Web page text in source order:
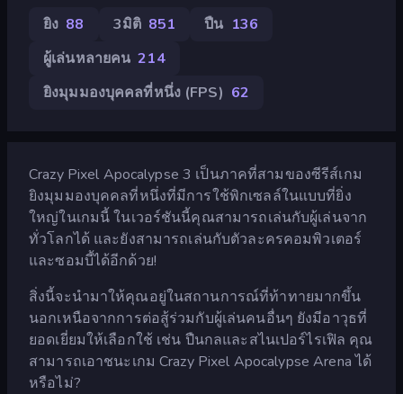
ยิง 88 3มิติ 851 ปืน 136
ผู้เล่นหลายคน 214
ยิงมุมมองบุคคลที่หนึ่ง (FPS) 62
Crazy Pixel Apocalypse 3 เป็นภาคที่สามของซีรีส์เกม
ยิงมุมมองบุคคลที่หนึ่งที่มีการใช้พิกเซลล์ในแบบที่ยิ่ง
ใหญ่ในเกมนี้ ในเวอร์ชันนี้คุณสามารถเล่นกับผู้เล่นจาก
ทั่วโลกได้ และยังสามารถเล่นกับตัวละครคอมพิวเตอร์
และซอมบี้ได้อีกด้วย!
สิ่งนี้จะนำมาให้คุณอยู่ในสถานการณ์ที่ท้าทายมากขึ้น
นอกเหนือจากการต่อสู้ร่วมกับผู้เล่นคนอื่นๆ ยังมีอาวุธที่
ยอดเยี่ยมให้เลือกใช้ เช่น ปืนกลและสไนเปอร์ไรเฟิล คุณ
สามารถเอาชนะเกม Crazy Pixel Apocalypse Arena ได้
หรือไม่?